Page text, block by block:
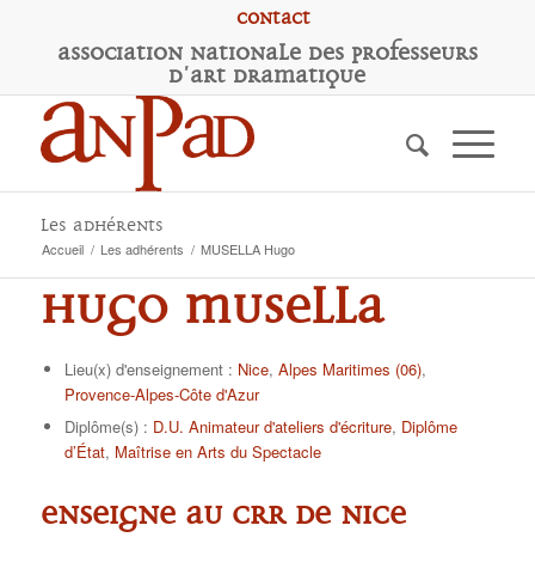
Contact
Association Nationale des Professeurs
d'Art Dramatique
Les adhérents
Accueil / Les adhérents / MUSELLA Hugo
Hugo MUSELLA
Lieu(x) d'enseignement : Nice, Alpes Maritimes (06),
Provence-Alpes-Côte d'Azur
Diplôme(s) : D.U. Animateur d'ateliers d'écriture, Diplôme
d’État, Maîtrise en Arts du Spectacle
Enseigne au CRR de Nice